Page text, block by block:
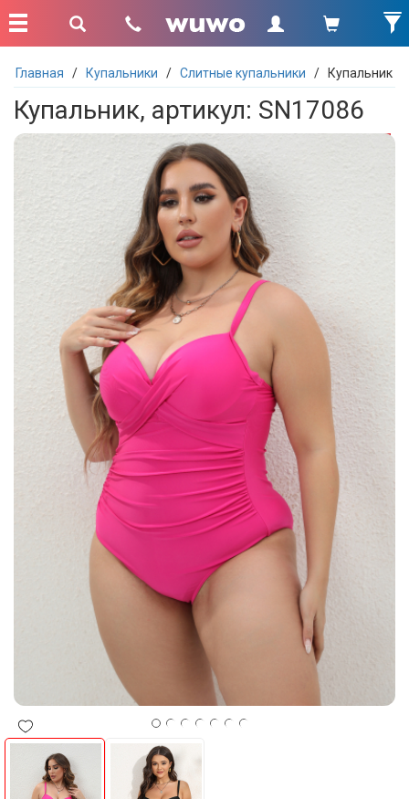
Главная / Купальники / Слитные купальники / Купальник
Купальник, артикул: SN17086